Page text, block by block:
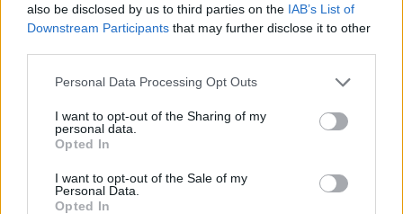
also be disclosed by us to third parties on the IAB’s List of
Downstream Participants that may further disclose it to other
Please note that this website/app uses one or more Google
not limited to your visit or usage behaviour. You may click to
grant or deny consent to Google and its third-party tags to
use your data for below specified purposes in below Google
consent section.
Personal Data Processing Opt Outs
I want to opt-out of the Sharing of my
personal data.
Opted In
I want to opt-out of the Sale of my
Personal Data.
Opted In
Építtető: Székesfehérvár Vármegyei Jogú Város
Nonprofit Kft.
Lebonyolító: Építési és Közlekedési Minisztérium
Generálkivitelező: Market Építő Zrt. (Budapest)
Alvállalkozó: OKM Építőipari és Szolgáltató Kft.
(Budapest)
Alvállalkozó: Moratus Szerkezetépítő Kft. (Budapest)